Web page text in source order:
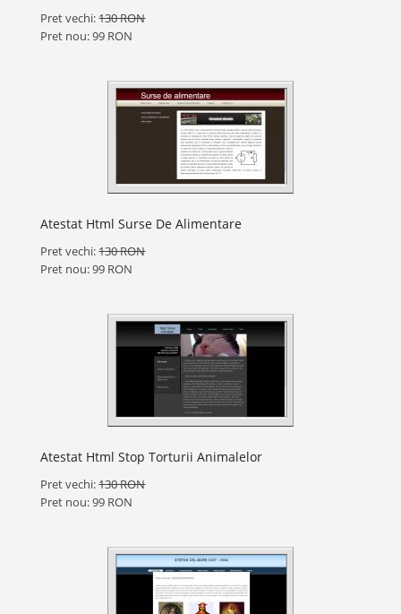
Pret vechi:130 RON
Pret nou: 99 RON
Atestat Html Surse De Alimentare
Pret vechi:130 RON
Pret nou: 99 RON
Atestat Html Stop Torturii Animalelor
Pret vechi:130 RON
Pret nou: 99 RON